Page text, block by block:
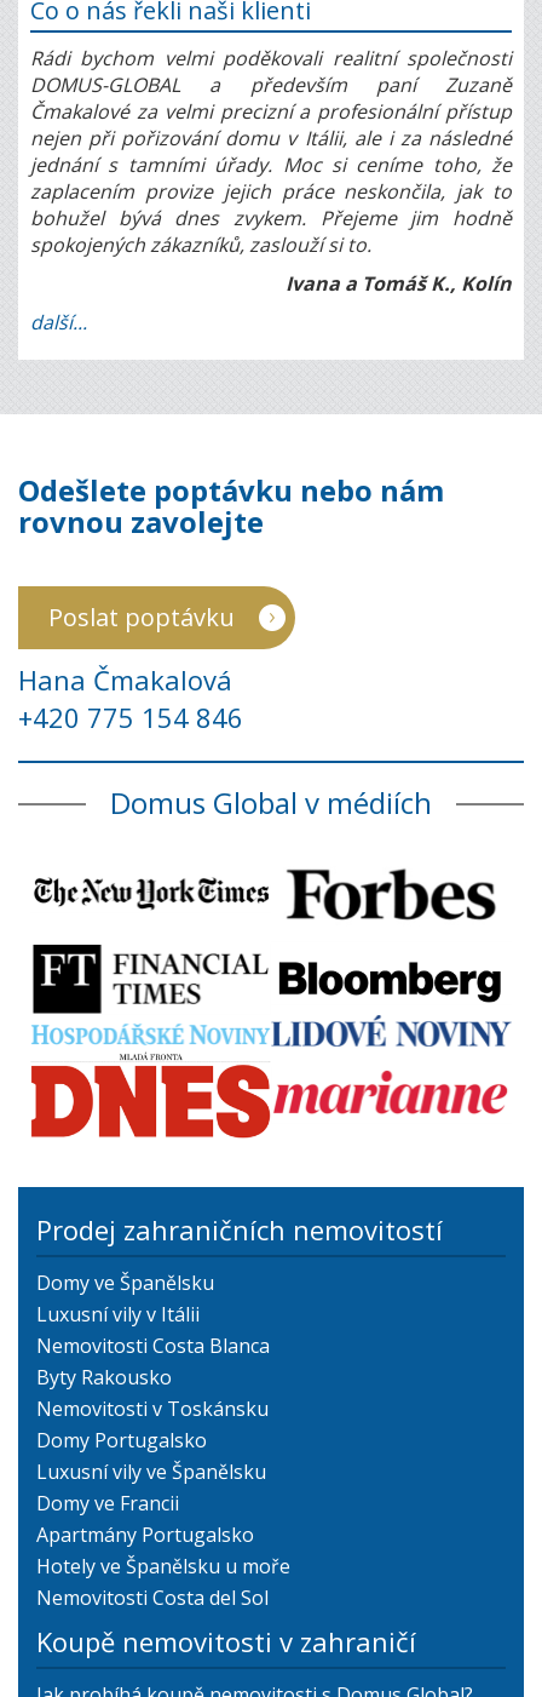
Co o nás řekli naši klienti
Rádi bychom velmi poděkovali realitní společnosti
DOMUS-GLOBAL a především paní Zuzaně
Čmakalové za velmi precizní a profesionální přístup
nejen při pořizování domu v Itálii, ale i za následné
jednání s tamními úřady. Moc si ceníme toho, že
zaplacením provize jejich práce neskončila, jak to
bohužel bývá dnes zvykem. Přejeme jim hodně
spokojených zákazníků, zaslouží si to.
Ivana a Tomáš K., Kolín
další...
Odešlete poptávku nebo nám
rovnou zavolejte
Poslat poptávku
Hana Čmakalová
+420 775 154 846
Domus Global v médiích
Prodej zahraničních nemovitostí
Domy ve Španělsku
Luxusní vily v Itálii
Nemovitosti Costa Blanca
Byty Rakousko
Nemovitosti v Toskánsku
Domy Portugalsko
Luxusní vily ve Španělsku
Domy ve Francii
Apartmány Portugalsko
Hotely ve Španělsku u moře
Nemovitosti Costa del Sol
Koupě nemovitosti v zahraničí